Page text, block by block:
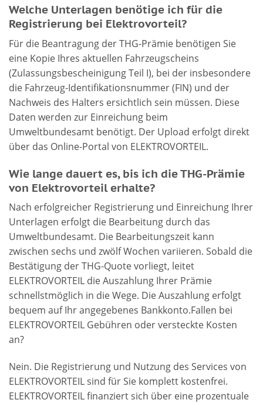
Welche Unterlagen benötige ich für die
Registrierung bei Elektrovorteil?
Für die Beantragung der THG-Prämie benötigen Sie
eine Kopie Ihres aktuellen Fahrzeugscheins
(Zulassungsbescheinigung Teil I), bei der insbesondere
die Fahrzeug-Identifikationsnummer (FIN) und der
Nachweis des Halters ersichtlich sein müssen. Diese
Daten werden zur Einreichung beim
Umweltbundesamt benötigt. Der Upload erfolgt direkt
über das Online-Portal von ELEKTROVORTEIL.
Wie lange dauert es, bis ich die THG-Prämie
von Elektrovorteil erhalte?
Nach erfolgreicher Registrierung und Einreichung Ihrer
Unterlagen erfolgt die Bearbeitung durch das
Umweltbundesamt. Die Bearbeitungszeit kann
zwischen sechs und zwölf Wochen variieren. Sobald die
Bestätigung der THG-Quote vorliegt, leitet
ELEKTROVORTEIL die Auszahlung Ihrer Prämie
schnellstmöglich in die Wege. Die Auszahlung erfolgt
bequem auf Ihr angegebenes Bankkonto.Fallen bei
ELEKTROVORTEIL Gebühren oder versteckte Kosten
an?
Nein. Die Registrierung und Nutzung des Services von
ELEKTROVORTEIL sind für Sie komplett kostenfrei.
ELEKTROVORTEIL finanziert sich über eine prozentuale